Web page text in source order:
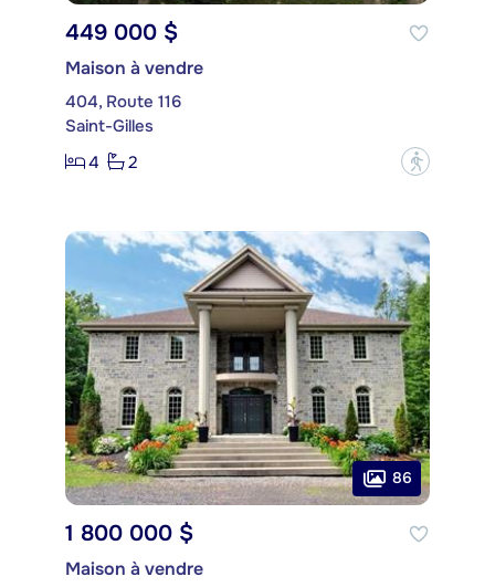
449 000 $
Maison à vendre
404, Route 116
Saint-Gilles
4
2 ?
86
1 800 000 $
Maison à vendre